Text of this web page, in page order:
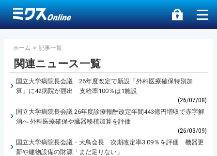
ホーム > 記事一覧
関連ニュース一覧
国立大学病院長会議 26年度改定で新設「外科医療確保特別加
算」に42病院が届出 支給率100％は1施設
(26/07/08)
国立大学病院長会議 26年度診療報酬改定年間443億円増収で赤字解
消へ 外科医療確保や臓器移植加算を評価
(26/03/09)
国立大学病院長会議・大鳥会長 次期改定率3.09％を評価 機器更
新や建物設備の財源「まだ足りない」